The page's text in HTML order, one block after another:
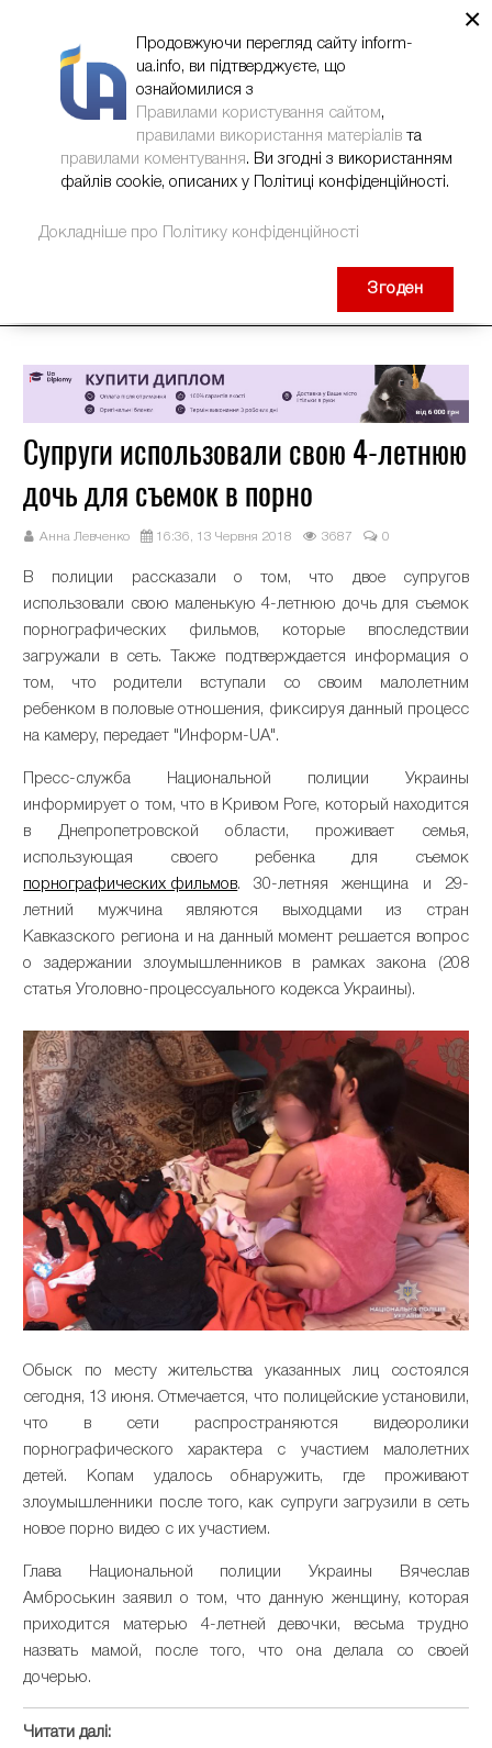
Супруги использовали свою 4-летнюю
дочь для съемок в порно
Анна Левченко 16:36, 13 Червня 2018 3687 0
В полиции рассказали о том, что двое супругов
использовали свою маленькую 4-летнюю дочь для съемок
порнографических фильмов, которые впоследствии
загружали в сеть. Также подтверждается информация о
том, что родители вступали со своим малолетним
ребенком в половые отношения, фиксируя данный процесс
на камеру, передает "Информ-UA".
Пресс-служба Национальной полиции Украины
информирует о том, что в Кривом Роге, который находится
в Днепропетровской области, проживает семья,
использующая своего ребенка для съемок
порнографических фильмов. 30-летняя женщина и 29-
летний мужчина являются выходцами из стран
Кавказского региона и на данный момент решается вопрос
о задержании злоумышленников в рамках закона (208
статья Уголовно-процессуального кодекса Украины).
Обыск по месту жительства указанных лиц состоялся
сегодня, 13 июня. Отмечается, что полицейские установили,
что в сети распространяются видеоролики
порнографического характера с участием малолетних
детей. Копам удалось обнаружить, где проживают
злоумышленники после того, как супруги загрузили в сеть
новое порно видео с их участием.
Глава Национальной полиции Украины Вячеслав
Амброськин заявил о том, что данную женщину, которая
приходится матерью 4-летней девочки, весьма трудно
назвать мамой, после того, что она делала со своей
дочерью.
Читати далі:
×
Продовжуючи перегляд сайту inform-
ua.info, ви підтверджуєте, що
ознайомилися з
Правилами користування сайтом,
правилами використання матеріалів та
правилами коментування. Ви згодні з використанням
файлів cookie, описаних у Політиці конфіденційності.
Докладніше про Політику конфіденційності
Згоден